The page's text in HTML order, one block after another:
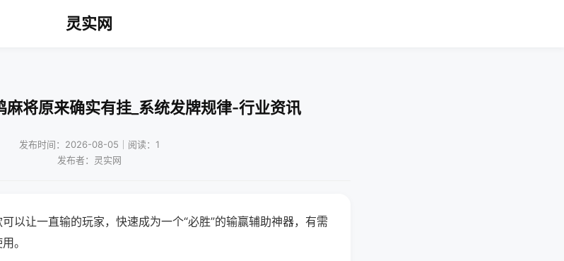
灵实网
麻将原来确实有挂_系统发牌规律-行业资讯
发布时间：2026-08-05｜阅读：1
发布者：灵实网
以让一直输的玩家，快速成为一个“必胜”的输赢辅助神器，有需
。